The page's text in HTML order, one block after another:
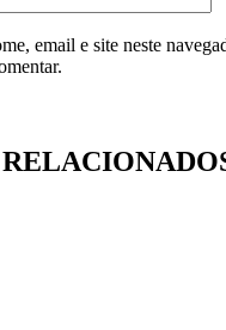
email e site neste